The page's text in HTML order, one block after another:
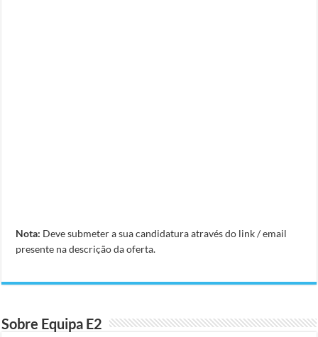
Nota: Deve submeter a sua candidatura através do link / email
presente na descrição da oferta.
Sobre Equipa E2